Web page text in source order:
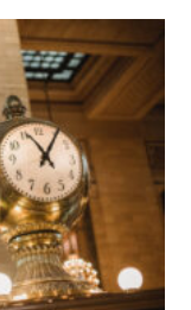
t r
e
st